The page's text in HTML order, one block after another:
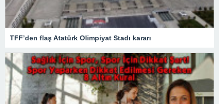
TFF’den flaş Atatürk Olimpiyat Stadı kararı